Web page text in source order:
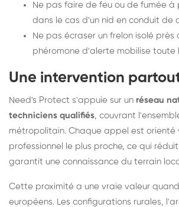
Ne pas faire de feu ou de fumée à
dans le cas d'un nid en conduit de
Ne pas écraser un frelon isolé près
phéromone d'alerte mobilise toute
Une intervention
Need's Protect s'appuie sur un réseau
techniciens qualifiés, couvrant
métropolitain. Chaque appel est orienté
professionnel le plus proche, ce qui
garantit une connaissance du terrain
Cette proximité a une vraie valeur
européens. Les configurations rurales,